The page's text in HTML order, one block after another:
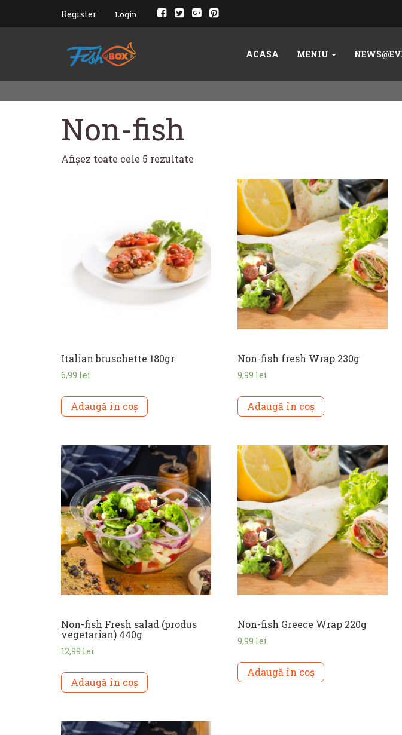
Register Login
ACASA MENIU
Non-fish
Afișez toate cele 5 rezultate
Italian bruschette 180gr
6,99 lei
Adaugă în coș
Non-fish fresh Wrap 230g
9,99 lei
Adaugă în coș
Non-fish Fresh salad (produs
vegetarian) 440g
12,99 lei
Adaugă în coș
Non-fish Greece Wrap 220g
9,99 lei
Adaugă în coș